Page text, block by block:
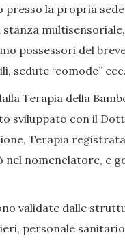
la propria
possessori del
sedute “comode”
Terapia della
sviluppato con il
Terapia
nel nomenclatore, e
validate dalle
personale